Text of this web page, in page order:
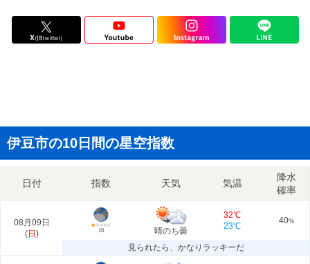
伊豆市の10日間の星空指数
日付 指数 天気 気温
降水
確率
08月09日
(日 ) 10 晴のち曇
32℃
23℃
40%
見られたら、かなりラッキーだ